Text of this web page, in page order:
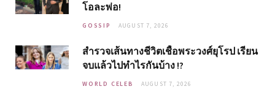
โอละพ่อ!
GOSSIP AUGUST 7, 2026
สำรวจเส้นทางชีวิตเชื้อพระวงศ์ยุโรป เรียน
จบแล้วไปทำไรกันบ้าง !?
WORLD CELEB AUGUST 7, 2026